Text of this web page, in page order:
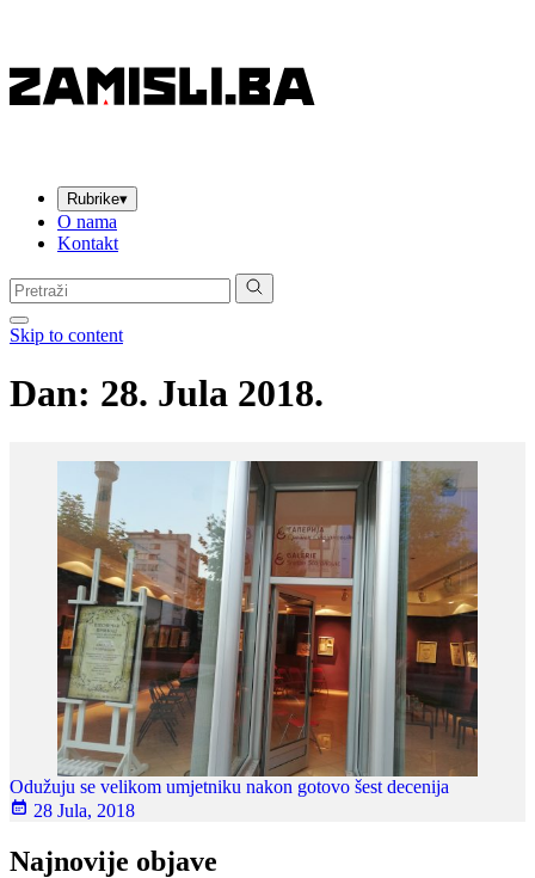
Rubrike▾
O nama
Kontakt
Pretraga:
Skip to content
Dan: 28. Jula 2018.
Odužuju se velikom umjetniku nakon gotovo šest decenija
28 Jula, 2018
Najnovije objave